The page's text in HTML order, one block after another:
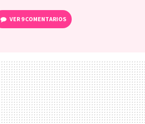
VER 9 COMENTARIOS